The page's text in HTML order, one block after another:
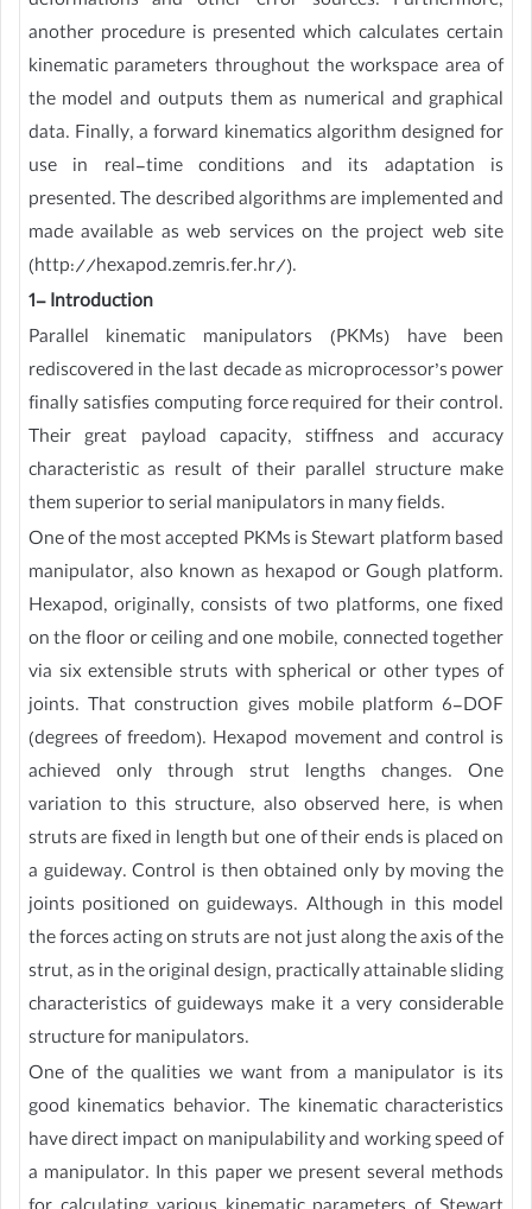
another procedure is presented which calculates certain
kinematic parameters throughout the workspace area of
the model and outputs them as numerical and graphical
data. Finally, a forward kinematics algorithm designed for
use in real-time conditions and its adaptation is
presented. The described algorithms are implemented and
made available as web services on the project web site
(http://hexapod.zemris.fer.hr/).
1- Introduction
Parallel kinematic manipulators (PKMs) have been
rediscovered in the last decade as microprocessor’s power
finally satisfies computing force required for their control.
Their great payload capacity, stiffness and accuracy
characteristic as result of their parallel structure make
them superior to serial manipulators in many fields.
One of the most accepted PKMs is Stewart platform based
manipulator, also known as hexapod or Gough platform.
Hexapod, originally, consists of two platforms, one fixed
on the floor or ceiling and one mobile, connected together
via six extensible struts with spherical or other types of
joints. That construction gives mobile platform 6-DOF
(degrees of freedom). Hexapod movement and control is
achieved only through strut lengths changes. One
variation to this structure, also observed here, is when
struts are fixed in length but one of their ends is placed on
a guideway. Control is then obtained only by moving the
joints positioned on guideways. Although in this model
the forces acting on struts are not just along the axis of the
strut, as in the original design, practically attainable sliding
characteristics of guideways make it a very considerable
structure for manipulators.
One of the qualities we want from a manipulator is its
good kinematics behavior. The kinematic characteristics
have direct impact on manipulability and working speed of
a manipulator. In this paper we present several methods